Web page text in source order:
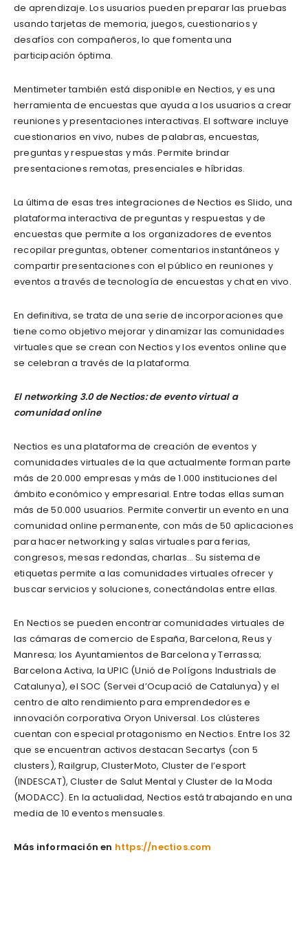
de aprendizaje. Los usuarios pueden preparar las pruebas
usando tarjetas de memoria, juegos, cuestionarios y
desafíos con compañeros, lo que fomenta una
participación óptima.
Mentimeter también está disponible en Nectios, y es una
herramienta de encuestas que ayuda a los usuarios a crear
reuniones y presentaciones interactivas. El software incluye
cuestionarios en vivo, nubes de palabras, encuestas,
preguntas y respuestas y más. Permite brindar
presentaciones remotas, presenciales e híbridas.
La última de esas tres integraciones de Nectios es Slido, una
plataforma interactiva de preguntas y respuestas y de
encuestas que permite a los organizadores de eventos
recopilar preguntas, obtener comentarios instantáneos y
compartir presentaciones con el público en reuniones y
eventos a través de tecnología de encuestas y chat en vivo.
En definitiva, se trata de una serie de incorporaciones que
tiene como objetivo mejorar y dinamizar las comunidades
virtuales que se crean con Nectios y los eventos online que
se celebran a través de la plataforma.
El networking 3.0 de Nectios: de evento virtual a
comunidad online
Nectios es una plataforma de creación de eventos y
comunidades virtuales de la que actualmente forman parte
más de 20.000 empresas y más de 1.000 instituciones del
ámbito económico y empresarial. Entre todas ellas suman
más de 50.000 usuarios. Permite convertir un evento en una
comunidad online permanente, con más de 50 aplicaciones
para hacer networking y salas virtuales para ferias,
congresos, mesas redondas, charlas… Su sistema de
etiquetas permite a las comunidades virtuales ofrecer y
buscar servicios y soluciones, conectándolas entre ellas.
En Nectios se pueden encontrar comunidades virtuales de
las cámaras de comercio de España, Barcelona, Reus y
Manresa; los Ayuntamientos de Barcelona y Terrassa;
Barcelona Activa, la UPIC (Unió de Polígons Industrials de
Catalunya), el SOC (Servei d’Ocupació de Catalunya) y el
centro de alto rendimiento para emprendedores e
innovación corporativa Oryon Universal. Los clústeres
cuentan con especial protagonismo en Nectios. Entre los 32
que se encuentran activos destacan Secartys (con 5
clusters), Railgrup, ClusterMoto, Cluster de l’esport
(INDESCAT), Cluster de Salut Mental y Cluster de la Moda
(MODACC). En la actualidad, Nectios está trabajando en una
media de 10 eventos mensuales.
Más información en https://nectios.com